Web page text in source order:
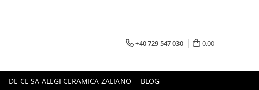
+40 729 547 030 0,00
DE CE SA ALEGI CERAMICA ZALIANO BLOG